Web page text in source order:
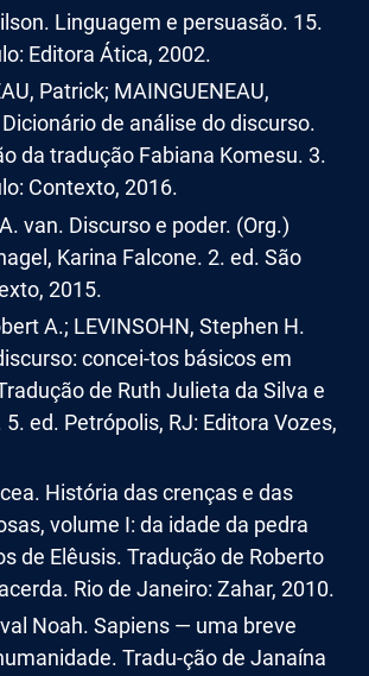
Linguagem e persuasão. 15.
Editora Ática, 2002.
Patrick; MAINGUENEAU,
de análise do discurso.
da tradução Fabiana Komesu. 3.
Contexto, 2016.
van. Discurso e poder. (Org.)
Karina Falcone. 2. ed. São
2015.
A.; LEVINSOHN, Stephen H.
concei-tos básicos em
de Ruth Julieta da Silva e
ed. Petrópolis, RJ: Editora Vozes,
História das crenças e das
volume I: da idade da pedra
de Elêusis. Tradução de Roberto
Rio de Janeiro: Zahar, 2010.
Noah. Sapiens — uma breve
Tradu-ção de Janaína